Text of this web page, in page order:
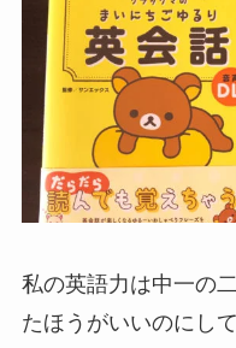
私の英語力は中一の
たほうがいいのにし